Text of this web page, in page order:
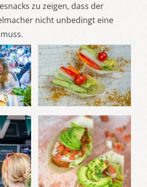
zu zeigen, dass der
nicht unbedingt eine